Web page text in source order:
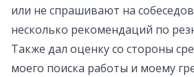
или не спрашивают на
несколько рекомендаций по
Также дал оценку со стороны
моего поиска работы и моему